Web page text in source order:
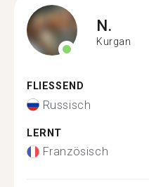
N.
Kurgan
FLIESSEND
Russisch
LERNT
Französisch